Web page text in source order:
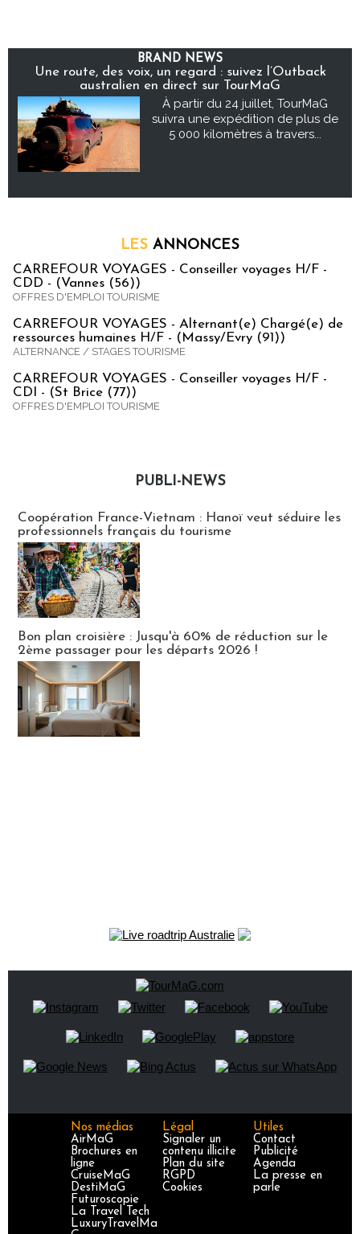
BRAND NEWS
Une route, des voix, un regard : suivez l’Outback
australien en direct sur TourMaG
À partir du 24 juillet, TourMaG
suivra une expédition de plus de
5 000 kilomètres à travers...
LES ANNONCES
CARREFOUR VOYAGES - Conseiller voyages H/F -
CDD - (Vannes (56))
OFFRES D'EMPLOI TOURISME
CARREFOUR VOYAGES - Alternant(e) Chargé(e) de
ressources humaines H/F - (Massy/Evry (91))
ALTERNANCE / STAGES TOURISME
CARREFOUR VOYAGES - Conseiller voyages H/F -
CDI - (St Brice (77))
OFFRES D'EMPLOI TOURISME
PUBLI-NEWS
Coopération France-Vietnam : Hanoï veut séduire les
professionnels français du tourisme
Bon plan croisière : Jusqu'à 60% de réduction sur le
2ème passager pour les départs 2026 !
Nos médias
AirMaG
Brochures en
ligne
CruiseMaG
DestiMaG
Futuroscopie
La Travel Tech
LuxuryTravelMa
Légal
Signaler un
contenu illicite
Plan du site
RGPD
Cookies
Utiles
Contact
Publicité
Agenda
La presse en
parle